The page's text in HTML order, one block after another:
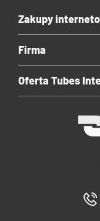
Zakupy
Firma
Oferta Tubes